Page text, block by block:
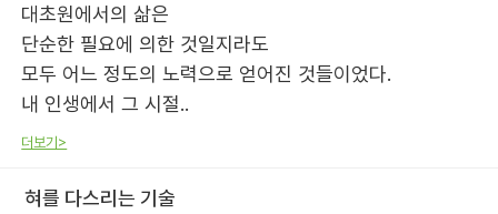
대초원에서의 삶은
단순한 필요에 의한 것일지라도
모두 어느 정도의 노력으로 얻어진 것들이었다.
내 인생에서 그 시절..
더보기>
혀를 다스리는 기술